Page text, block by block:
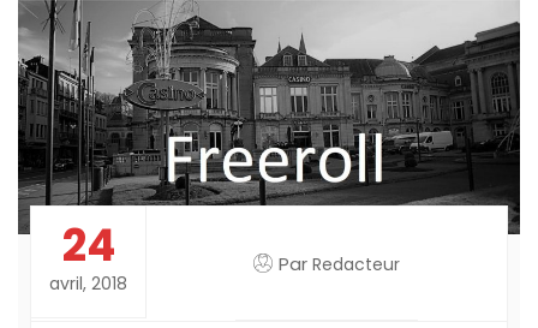
24
avril, 2018
Par Redacteur